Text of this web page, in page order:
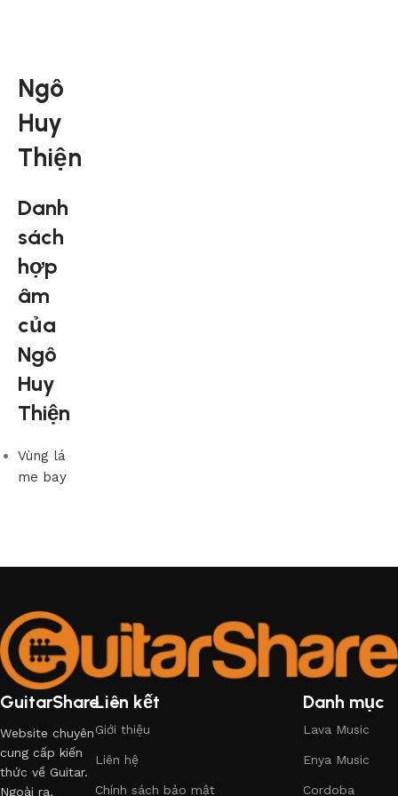
Ngô
Huy
Thiện
Danh
sách
hợp
âm
của
Ngô
Huy
Thiện
Vùng lá
me bay
GuitarShare
Website chuyên
cung cấp kiến
thức về Guitar.
Ngoài ra,
Liên kết
Giới thiệu
Liên hệ
Chính sách bảo mật
Danh mục
Lava Music
Enya Music
Cordoba